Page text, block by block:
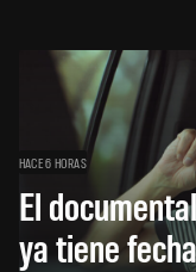
HACE 6 HORAS
El
ya tiene